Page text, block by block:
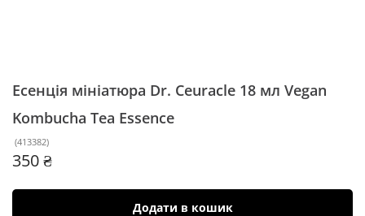
Есенція мініатюра Dr. Ceuracle 18 мл Vegan
Kombucha Tea Essence
(413382)
350 ₴
Додати в кошик